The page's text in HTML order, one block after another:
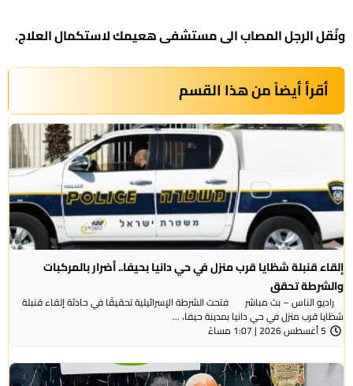
ونُقل الرجل المصاب الى مستشفى هعيمك لاستكمال العلاج.
أقرأ أيضاً من هذا القسم
إلقاء قنبلة شظايا قرب منزل في حي دانيا بحيفا.. أضرار بالمركبات
والشرطة تحقق
راديو الناس – بث مباشر فتحت الشرطة الإسرائيلية تحقيقًا في حادثة إلقاء قنبلة
شظايا قرب منزل في حي دانيا بمدينة حيفا، ...
5 أغسطس 2026 | 1:07 مساءً